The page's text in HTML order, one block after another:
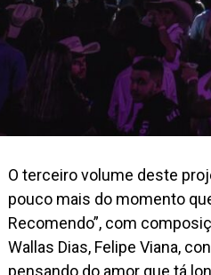
O terceiro volume deste
pouco mais do momento
Recomendo”, com
Wallas Dias, Felipe Viana,